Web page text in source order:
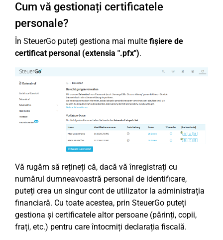
Cum vă gestionați certificatele
personale?
În SteuerGo puteți gestiona mai multe fișiere de
certificat personal (extensia ".pfx").
Vă rugăm să rețineți că, dacă vă înregistrați cu
numărul dumneavoastră personal de identificare,
puteți crea un singur cont de utilizator la administrația
financiară. Cu toate acestea, prin SteuerGo puteți
gestiona și certificatele altor persoane (părinți, copii,
frați, etc.) pentru care întocmiți declarația fiscală.